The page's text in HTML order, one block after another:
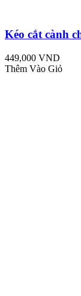
Kéo cắt cành
449,000 VND
Thêm Vào Giỏ